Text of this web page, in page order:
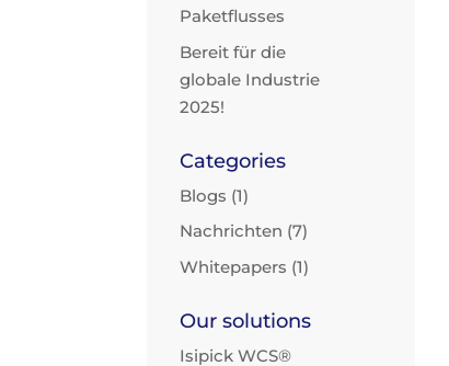
Paketflusses
Bereit für die
globale Industrie
2025!
Categories
Blogs (1)
Nachrichten (7)
Whitepapers (1)
Our solutions
Isipick WCS®